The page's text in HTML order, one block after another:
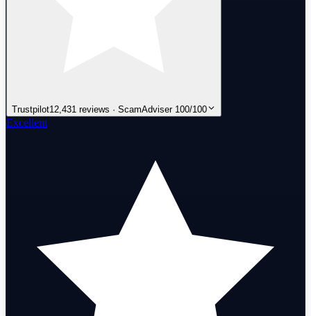
Trustpilot12,431 reviews · ScamAdviser 100/100
Excellent